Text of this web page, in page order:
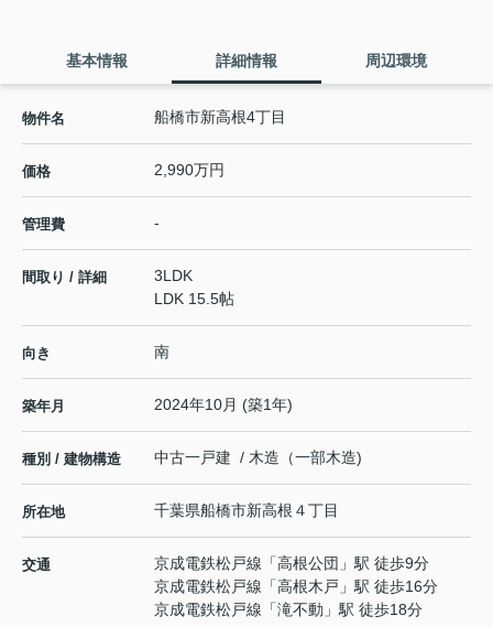
基本情報 詳細情報 周辺環境
物件名 船橋市新高根4丁目
価格 2,990万円
管理費 -
間取り / 詳細
3LDK
LDK 15.5帖
向き 南
築年月 2024年10月 (築1年)
種別 / 建物構造 中古一戸建 / 木造（一部木造)
所在地 千葉県船橋市新高根 ４丁目
交通 京成電鉄松戸線 「高根公団 」駅 徒歩9分
京成電鉄松戸線 「高根木戸 」駅 徒歩16分
京成電鉄松戸線 「滝不動 」駅 徒歩18分